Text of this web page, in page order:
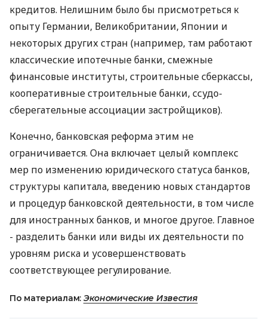
кредитов. Нелишним было бы присмотреться к
опыту Германии, Великобритании, Японии и
некоторых других стран (например, там работают
классические ипотечные банки, смежные
финансовые институты, строительные сберкассы,
кооперативные строительные банки, ссудо-
сберегательные ассоциации застройщиков).
Конечно, банковская реформа этим не
ограничивается. Она включает целый комплекс
мер по изменению юридического статуса банков,
структуры капитала, введению новых стандартов
и процедур банковской деятельности, в том числе
для иностранных банков, и многое другое. Главное
- разделить банки или виды их деятельности по
уровням риска и усовершенствовать
соответствующее регулирование.
По материалам: Экономические Известия